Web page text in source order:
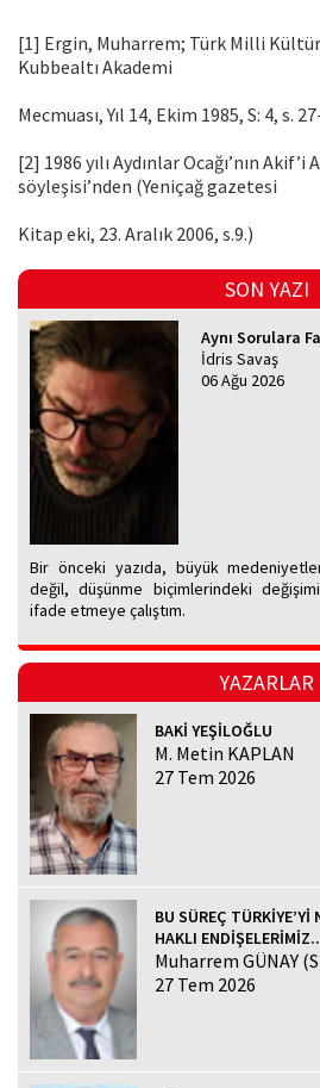
[1] Ergin, Muharrem; Türk Milli
Kubbealtı Akademi
Mecmuası, Yıl 14, Ekim 1985, S: 4, s.
[2] 1986 yılı Aydınlar Ocağı’nın
söyleşisi’nden (Yeniçağ gazetesi
Kitap eki, 23. Aralık 2006, s.9.)
SON YAZI
Aynı Sorulara
İdris Savaş
06 Ağu 2026
Bir önceki yazıda, büyük
değil, düşünme biçimlerindeki
ifade etmeye çalıştım.
YAZARLAR
BAKİ YEŞİLOĞLU
M. Metin KAPLAN
27 Tem 2026
BU SÜREÇ TÜRKİYE’Yİ
HAKLI
Muharrem GÜNAY
27 Tem 2026